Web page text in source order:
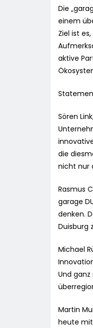
Die
einem
Ziel ist
aktive
Sören
die
nicht nur
Rasmus
garage
denken.
Duisburg
Michael
Und
Martin
heute